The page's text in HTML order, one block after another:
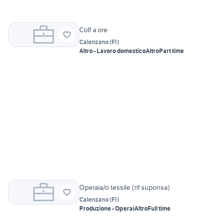
Colf a ore
Calenzano(FI)
Altro - Lavoro domesticoAltroPart time
Operaia/o tessile (rif suponsa)
Calenzano(FI)
Produzione - OperaiAltroFull time